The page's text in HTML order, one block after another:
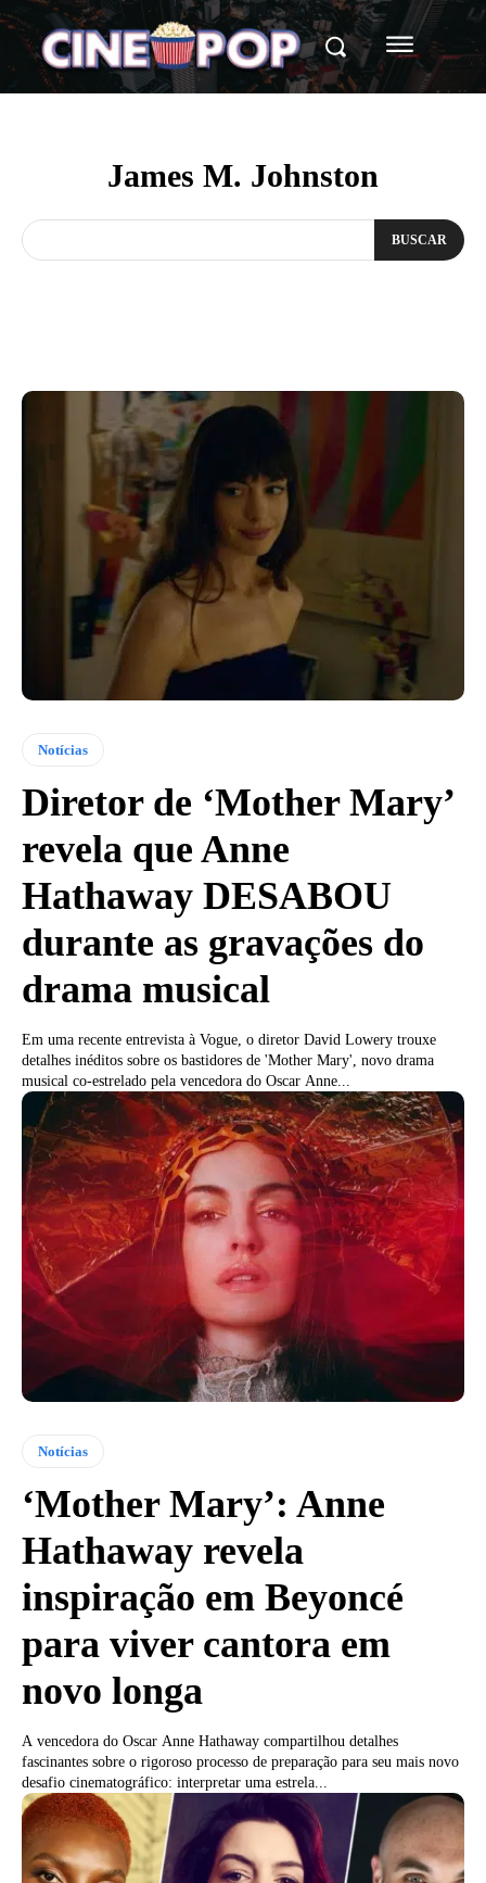
James M. Johnston
BUSCAR
Notícias
Diretor de ‘Mother Mary’
revela que Anne
Hathaway DESABOU
durante as gravações do
drama musical
Em uma recente entrevista à Vogue, o diretor David Lowery trouxe
detalhes inéditos sobre os bastidores de 'Mother Mary', novo drama
musical co-estrelado pela vencedora do Oscar Anne...
Notícias
‘Mother Mary’: Anne
Hathaway revela
inspiração em Beyoncé
para viver cantora em
novo longa
A vencedora do Oscar Anne Hathaway compartilhou detalhes
fascinantes sobre o rigoroso processo de preparação para seu mais novo
desafio cinematográfico: interpretar uma estrela...